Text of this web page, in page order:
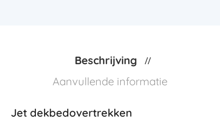
Beschrijving
Aanvullende informatie
Jet dekbedovertrekken